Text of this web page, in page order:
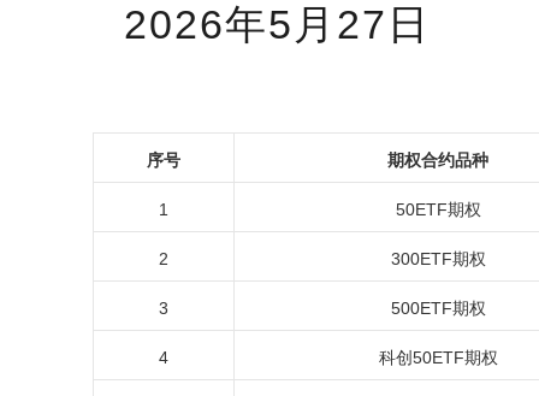
2026年5月27日
序号 期权合约品种
1 50ETF期权
2 300ETF期权
3 500ETF期权
4 科创50ETF期权